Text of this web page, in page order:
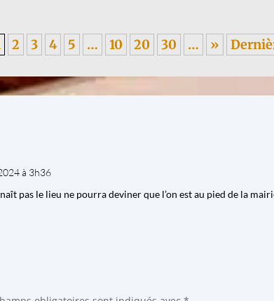
2 3 4 5 … 10 20 30 … »
à 3h36
pas le lieu ne pourra deviner que l’on est au pied de la